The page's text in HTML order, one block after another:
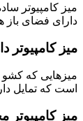
میز کامپیوتر
دارای فضای باز
میز کامپیوتر
میزهایی که کشو
است که تمایل
میز